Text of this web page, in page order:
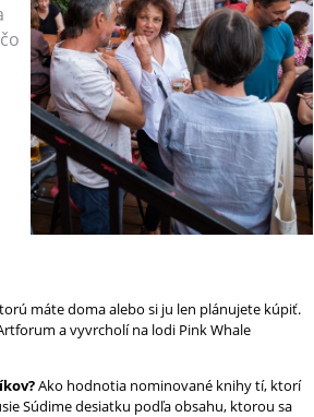
máte doma alebo si ju len plánujete kúpiť.
a vyvrcholí na lodi Pink Whale
Ako hodnotia nominované knihy tí, ktorí
Súdime desiatku podľa obsahu, ktorou sa